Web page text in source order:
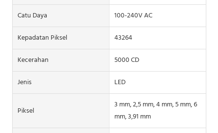
Catu Daya
100-240V AC
Kepadatan Piksel
43264
Kecerahan
5000 CD
Jenis
LED
Piksel
3 mm, 2,5 mm, 4 mm, 5 mm, 6
mm, 3,91 mm